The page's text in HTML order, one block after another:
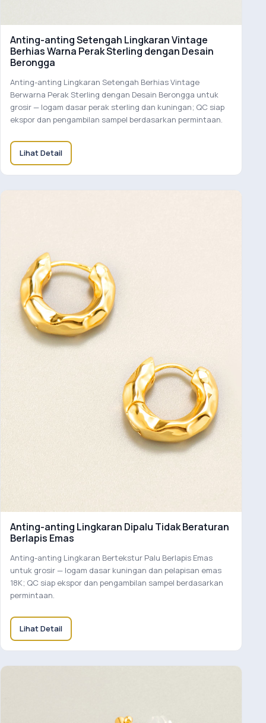
Anting-anting Setengah Lingkaran Vintage
Berhias Warna Perak Sterling dengan Desain
Berongga
Anting-anting Lingkaran Setengah Berhias Vintage
Berwarna Perak Sterling dengan Desain Berongga untuk
grosir — logam dasar perak sterling dan kuningan; QC siap
ekspor dan pengambilan sampel berdasarkan permintaan.
Lihat Detail
Anting-anting Lingkaran Dipalu Tidak Beraturan
Berlapis Emas
Anting-anting Lingkaran Bertekstur Palu Berlapis Emas
untuk grosir — logam dasar kuningan dan pelapisan emas
18K; QC siap ekspor dan pengambilan sampel berdasarkan
permintaan.
Lihat Detail